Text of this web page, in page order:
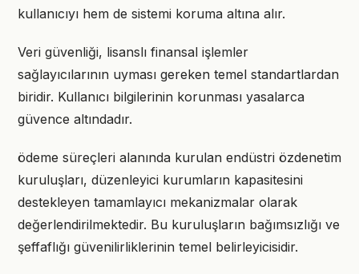
kullanıcıyı hem de sistemi koruma altına alır.
Veri güvenliği, lisanslı finansal işlemler
sağlayıcılarının uyması gereken temel standartlardan
biridir. Kullanıcı bilgilerinin korunması yasalarca
güvence altındadır.
ödeme süreçleri alanında kurulan endüstri özdenetim
kuruluşları, düzenleyici kurumların kapasitesini
destekleyen tamamlayıcı mekanizmalar olarak
değerlendirilmektedir. Bu kuruluşların bağımsızlığı ve
şeffaflığı güvenilirliklerinin temel belirleyicisidir.